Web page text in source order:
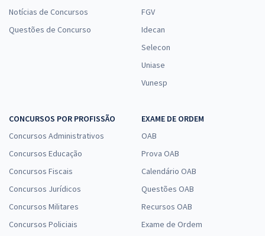
Notícias de Concursos
Questões de Concurso
FGV
Idecan
Selecon
Uniase
Vunesp
CONCURSOS POR PROFISSÃO
Concursos Administrativos
Concursos Educação
Concursos Fiscais
Concursos Jurídicos
Concursos Militares
Concursos Policiais
EXAME DE ORDEM
OAB
Prova OAB
Calendário OAB
Questões OAB
Recursos OAB
Exame de Ordem